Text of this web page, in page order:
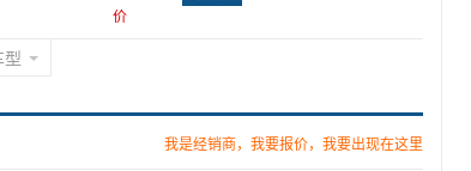
价
型
我是经销商，我要报价，我要出现在这里